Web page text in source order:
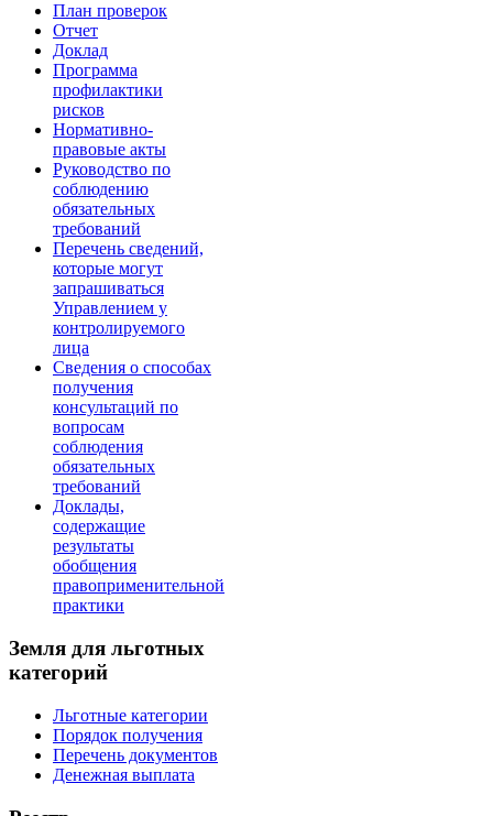
План проверок
Отчет
Доклад
Программа
профилактики
рисков
Нормативно-
правовые акты
Руководство по
соблюдению
обязательных
требований
Перечень сведений,
которые могут
запрашиваться
Управлением у
контролируемого
лица
Сведения о способах
получения
консультаций по
вопросам
соблюдения
обязательных
требований
Доклады,
содержащие
результаты
обобщения
правоприменительной
практики
Земля для льготных
категорий
Льготные категории
Порядок получения
Перечень документов
Денежная выплата